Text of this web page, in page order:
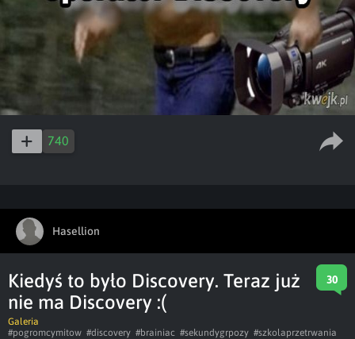
740
Hasellion
Kiedyś to było Discovery. Teraz już
nie ma Discovery :(
30
Galeria
#pogromcymitow #discovery #brainiac #sekundygrpozy #szkolaprzetrwania